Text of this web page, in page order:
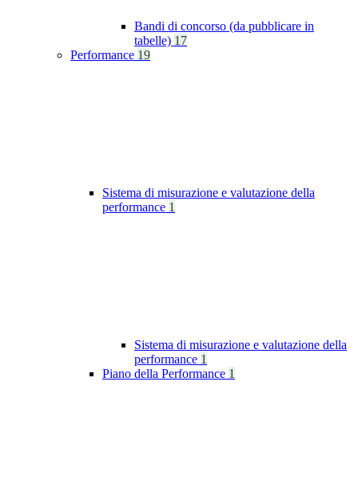
Bandi di concorso (da pubblicare in
tabelle) 17
Performance 19
Sistema di misurazione e valutazione della
performance 1
Sistema di misurazione e valutazione della
performance 1
Piano della Performance 1